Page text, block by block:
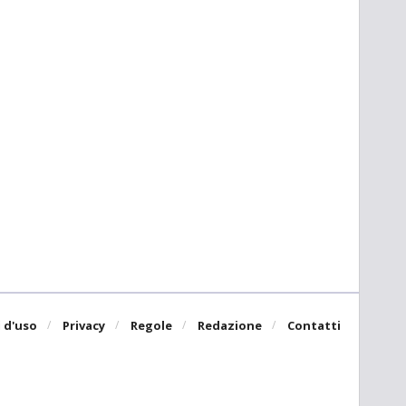
d'uso Privacy Regole Redazione Contatti